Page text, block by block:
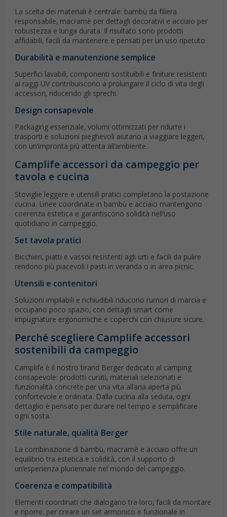
La scelta dei materiali è centrale: bambù da filiera
responsabile, macramè per dettagli decorativi e acciaio per
robustezza e lunga durata. Il risultato sono prodotti
affidabili, facili da mantenere e pensati per un uso ripetuto.
Durabilità e manutenzione semplice
Superfici lavabili, componenti sostituibili e finiture resistenti
ai raggi UV contribuiscono a prolungare il ciclo di vita degli
accessori, riducendo gli sprechi.
Design consapevole
Packaging essenziale, volumi ottimizzati per ridurre i
trasporti e soluzioni pieghevoli aiutano a viaggiare leggeri,
con un’impronta più attenta all’ambiente.
Camplife accessori da campeggio per
tavola e cucina
Stoviglie leggere e utensili pratici completano la postazione
cucina. Linee coordinate in bambù e acciaio mantengono
coerenza estetica e garantiscono solidità nell’uso
quotidiano in campeggio.
Set tavola pratici
Bicchieri, piatti e vassoi resistenti agli urti e facili da pulire
rendono più piacevoli i pasti in veranda o in area picnic.
Utensili e contenitori
Soluzioni impilabili e richiudibili riducono rumori di marcia e
occupano poco spazio, con dettagli smart come
impugnature ergonomiche e coperchi con chiusure sicure.
Perché scegliere Camplife accessori
sostenibili da campeggio
Camplife è il nostro brand Berger dedicato al camping
consapevole: prodotti curati, materiali selezionati e
funzionalità concrete per una vita all’aria aperta più
confortevole e ordinata. Dalla cucina alla seduta, ogni
dettaglio è pensato per durare nel tempo e semplificare
ogni sosta.
Stile naturale, qualità Berger
La combinazione di bambù, macramè e acciaio offre un
equilibrio tra estetica e solidità, con il supporto di
un’esperienza pluriennale nel mondo del campeggio.
Coerenza e compatibilità
Elementi coordinati che dialogano tra loro, facili da montare
e riporre, per creare un set armonico e funzionale in